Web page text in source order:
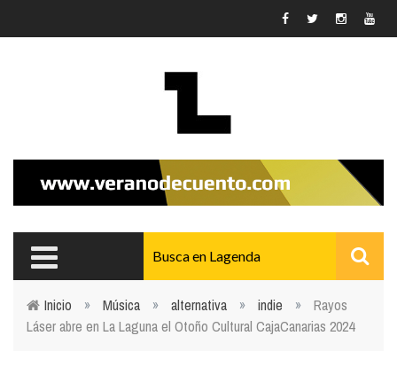
Usted está aquí
Inicio » Música » alternativa » indie »
Rayos
Láser abre en La Laguna el Otoño Cultural CajaCanarias 2024